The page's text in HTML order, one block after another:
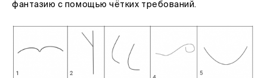
фантазию с помощью чётких требований.